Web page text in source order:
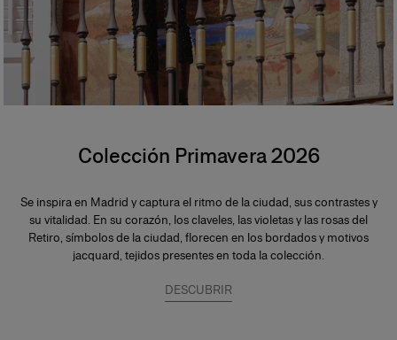
Colección Primavera 2026
Se inspira en Madrid y captura el ritmo de la ciudad, sus contrastes y
su vitalidad. En su corazón, los claveles, las violetas y las rosas del
Retiro, símbolos de la ciudad, florecen en los bordados y motivos
jacquard, tejidos presentes en toda la colección.
DESCUBRIR